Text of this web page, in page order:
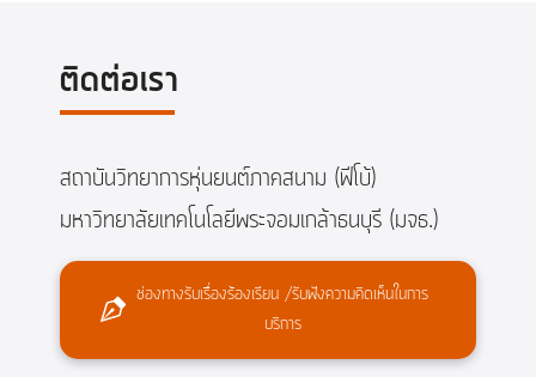
ติดต่อเรา
สถาบันวิทยาการหุ่นยนต์ภาคสนาม (ฟีโบ้)
มหาวิทยาลัยเทคโนโลยีพระจอมเกล้าธนบุรี (มจธ.)
ช่องทางรับเรื่องร้องเรียน /รับฟังความคิดเห็นในการ
บริการ